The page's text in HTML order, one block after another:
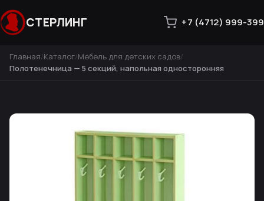
СТЕРЛИНГ +7 (4712) 999-399
Главная Каталог Мебель для детских садов
Полотенечница — 5 секций, напольная односторонняя